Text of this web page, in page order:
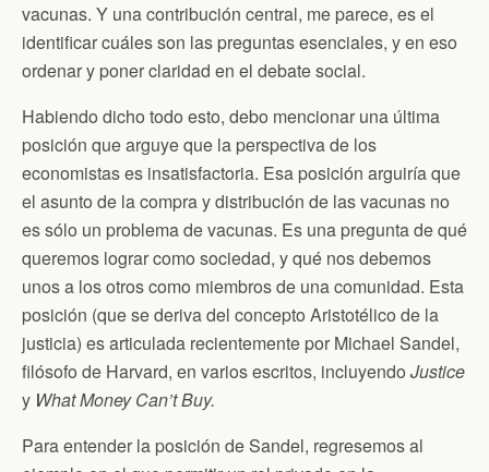
vacunas. Y una contribución central, me parece, es el
identificar cuáles son las preguntas esenciales, y en eso
ordenar y poner claridad en el debate social.
Habiendo dicho todo esto, debo mencionar una última
posición que arguye que la perspectiva de los
economistas es insatisfactoria. Esa posición arguiría que
el asunto de la compra y distribución de las vacunas no
es sólo un problema de vacunas. Es una pregunta de qué
queremos lograr como sociedad, y qué nos debemos
unos a los otros como miembros de una comunidad. Esta
posición (que se deriva del concepto Aristotélico de la
justicia) es articulada recientemente por Michael Sandel,
filósofo de Harvard, en varios escritos, incluyendo Justice
y What Money Can’t Buy.
Para entender la posición de Sandel, regresemos al